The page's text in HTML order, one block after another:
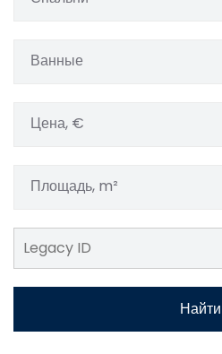
Ванные
Цена, €
Площадь, m²
Найти